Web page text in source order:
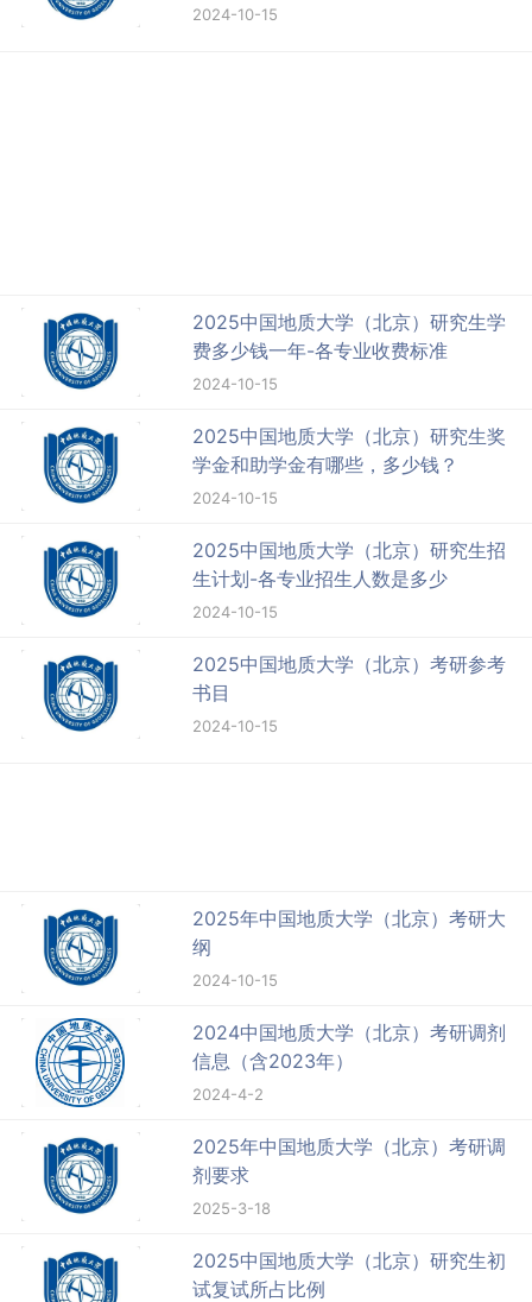
2024-10-15
2025中国地质大学（北京）研究生学
费多少钱一年-各专业收费标准
2024-10-15
2025中国地质大学（北京）研究生奖
学金和助学金有哪些，多少钱？
2024-10-15
2025中国地质大学（北京）研究生招
生计划-各专业招生人数是多少
2024-10-15
2025中国地质大学（北京）考研参考
书目
2024-10-15
2025年中国地质大学（北京）考研大
纲
2024-10-15
2024中国地质大学（北京）考研调剂
信息（含2023年）
2024-4-2
2025年中国地质大学（北京）考研调
剂要求
2025-3-18
2025中国地质大学（北京）研究生初
试复试所占比例